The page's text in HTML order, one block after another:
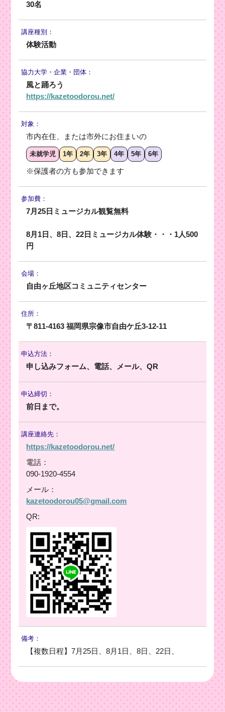
30名
講座種別：
体験活動
協力大学・企業・団体：
風と踊ろう
https://kazetoodorou.net/
対象：
市内在住、または市外にお住まいの
未就学児 1年 2年 3年 4年 5年 6年
※保護者の方も参加できます
参加費：
7月25日ミュージカル観覧無料
8月1日、8日、22日ミュージカル体験・・・1人500
円
会場：
自由ヶ丘地区コミュニティセンター
住所：
〒811-4163 福岡県宗像市自由ケ丘3-12-11
申込方法：
申し込みフォーム、電話、メール、QR
申込締切：
前日まで。
講座連絡先：
https://kazetoodorou.net/
電話：
090-1920-4554
メール：
kazetoodorou05@gmail.com
QR:
備考：
【複数日程】7月25日、8月1日、8日、22日、